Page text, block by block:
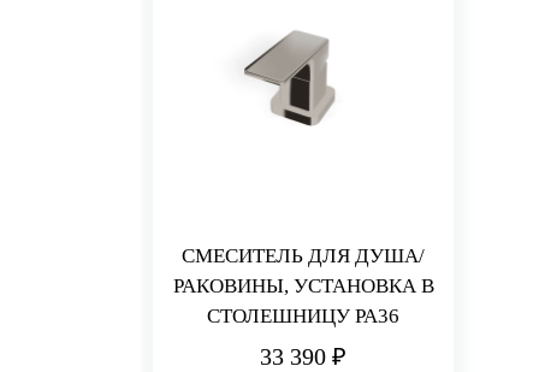
СМЕСИТЕЛЬ ДЛЯ ДУША/
РАКОВИНЫ, УСТАНОВКА В
СТОЛЕШНИЦУ PA36
33 390 ₽